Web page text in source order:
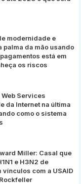
modernidade e
palma da mão usando
está em
os riscos
Services
da Internet na última
como o sistema
Miller: Casal que
e H3N2 de
vínculos com a USAID